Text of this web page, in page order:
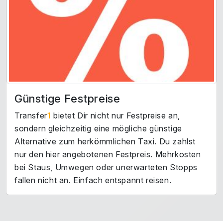
Günstige Festpreise
Transfer1 bietet Dir nicht nur Festpreise an,
sondern gleichzeitig eine mögliche günstige
Alternative zum herkömmlichen Taxi. Du zahlst
nur den hier angebotenen Festpreis. Mehrkosten
bei Staus, Umwegen oder unerwarteten Stopps
fallen nicht an. Einfach entspannt reisen.